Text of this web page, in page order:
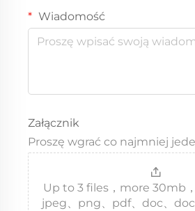
Wiadomość
Załącznik
Proszę wgrać co najmniej
Up to 3 files，more 30mb
jpeg、png、pdf、doc、